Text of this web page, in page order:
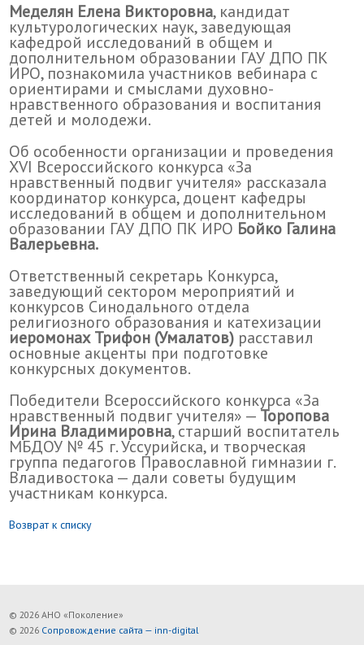
Меделян Елена Викторовна, кандидат
культурологических наук, заведующая
кафедрой исследований в общем и
дополнительном образовании ГАУ ДПО ПК
ИРО, познакомила участников вебинара с
ориентирами и смыслами духовно-
нравственного образования и воспитания
детей и молодежи.
Об особенности организации и проведения
XVI Всероссийского конкурса «За
нравственный подвиг учителя» рассказала
координатор конкурса, доцент кафедры
исследований в общем и дополнительном
образовании ГАУ ДПО ПК ИРО Бойко Галина
Валерьевна.
Ответственный секретарь Конкурса,
заведующий сектором мероприятий и
конкурсов Синодального отдела
религиозного образования и катехизации
иеромонах Трифон (Умалатов) расставил
основные акценты при подготовке
конкурсных документов.
Победители Всероссийского конкурса «За
нравственный подвиг учителя» —Торопова
Ирина Владимировна, старший воспитатель
МБДОУ № 45 г. Уссурийска, и творческая
группа педагогов Православной гимназии г.
Владивостока — дали советы будущим
участникам конкурса.
Возврат к списку
© 2026 АНО «Поколение»
© 2026 Сопровождение сайта — inn-digital